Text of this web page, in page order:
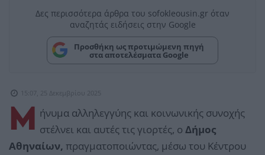
Δες περισσότερα άρθρα του sofokleousin.gr όταν
αναζητάς ειδήσεις στην Google
Προσθήκη ως προτιμώμενη πηγή
στα αποτελέσματα Google
15:07, 25 Δεκεμβρίου 2025
Μ
ήνυμα αλληλεγγύης και κοινωνικής συνοχής
στέλνει και αυτές τις γιορτές, ο Δήμος
Αθηναίων, πραγματοποιώντας, μέσω του Κέντρου